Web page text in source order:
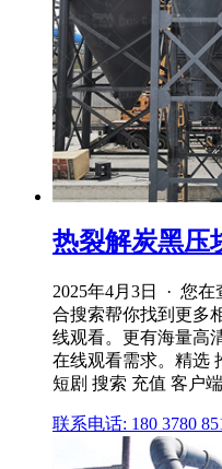
热裂解炭黑压
2025年4月3日 · 您
合搜索帮你找到更多
线观看。更有海量高
在线观看需求。精选
短剧 搜索 充值 客户
联系电话: 180 3780